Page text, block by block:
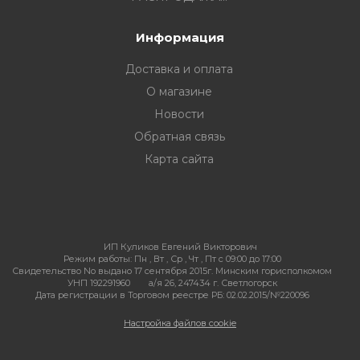
Информация
Доставка и оплата
О магазине
Новости
Обратная связь
Карта сайта
ИП Куликов Евгений Викторович
Режим работы: Пн , Вт , Ср , Чт , Пт c 09:00 до 17:00
Свидетельство No выдано 17 сентября 2015г. Минским горисполкомом
УНП 192291960
а/я 26, 247434 г. Светлогорск
Дата регистрации в Торговом реестре РБ: 02.02.2015/№220096
Настройка файлов cookie